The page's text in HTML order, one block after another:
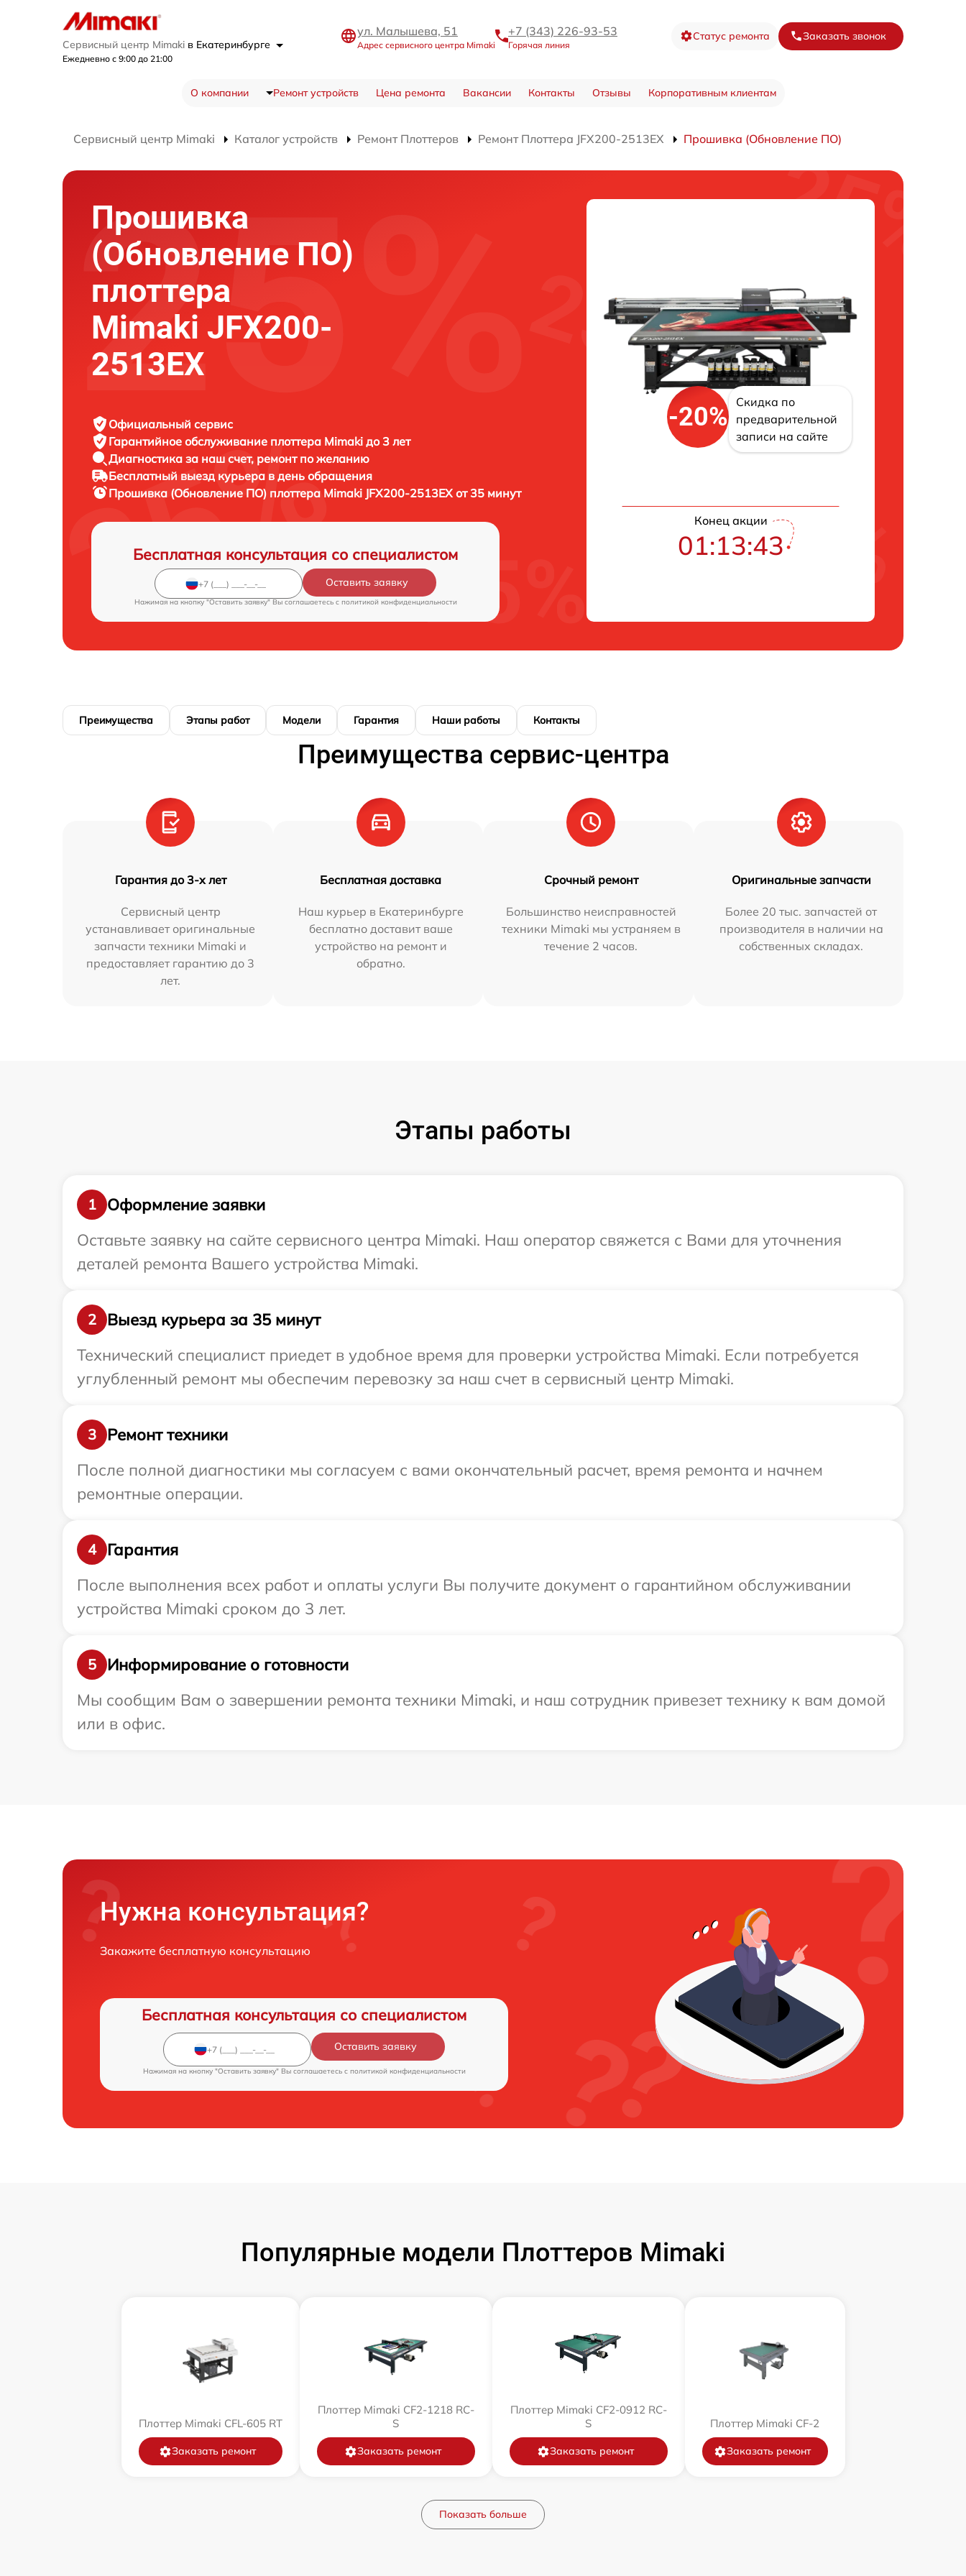
Сервисный центр Mimaki в Екатеринбурге
Ежедневно с 9:00 до 21:00
ул. Малышева, 51
Адрес сервисного центра Mimaki
+7 (343) 226-93-53
Горячая линия
Статус ремонта Заказать звонок
О компании Ремонт устройств Цена ремонта Вакансии Контакты Отзывы Корпоративным клиентам
Сервисный центр Mimaki Каталог устройств Ремонт Плоттеров Ремонт Плоттера JFX200-2513EX Прошивка (Обновление ПО)
Прошивка
(Обновление ПО)
плоттера
Mimaki JFX200-
2513EX
Официальный сервис
Гарантийное обслуживание плоттера Mimaki до 3 лет
Диагностика за наш счет, ремонт по желанию
Бесплатный выезд курьера в день обращения
Прошивка (Обновление ПО) плоттера Mimaki JFX200-2513EX от 35 минут
Бесплатная консультация со специалистом
Оставить заявку
Нажимая на кнопку "Оставить заявку" Вы соглашаетесь c политикой конфиденциальности
-20%
Скидка по
предварительной
записи на сайте
Конец акции
01:13:42
Преимущества Этапы работ Модели Гарантия Наши работы Контакты
Преимущества сервис-центра
Гарантия до 3-х лет
Сервисный центр
устанавливает оригинальные
запчасти техники Mimaki и
предоставляет гарантию до 3
лет.
Бесплатная доставка
Наш курьер в Екатеринбурге
бесплатно доставит ваше
устройство на ремонт и
обратно.
Срочный ремонт
Большинство неисправностей
техники Mimaki мы устраняем в
течение 2 часов.
Оригинальные запчасти
Более 20 тыс. запчастей от
производителя в наличии на
собственных складах.
Этапы работы
1
Оформление заявки
Оставьте заявку на сайте сервисного центра Mimaki. Наш оператор свяжется с Вами для уточнения
деталей ремонта Вашего устройства Mimaki.
2
Выезд курьера за 35 минут
Технический специалист приедет в удобное время для проверки устройства Mimaki. Если потребуется
углубленный ремонт мы обеспечим перевозку за наш счет в сервисный центр Mimaki.
3
Ремонт техники
После полной диагностики мы согласуем с вами окончательный расчет, время ремонта и начнем
ремонтные операции.
4
Гарантия
После выполнения всех работ и оплаты услуги Вы получите документ о гарантийном обслуживании
устройства Mimaki сроком до 3 лет.
5
Информирование о готовности
Мы сообщим Вам о завершении ремонта техники Mimaki, и наш сотрудник привезет технику к вам домой
или в офис.
Нужна консультация?
Закажите бесплатную консультацию
Бесплатная консультация со специалистом
Оставить заявку
Нажимая на кнопку "Оставить заявку" Вы соглашаетесь c политикой конфиденциальности
Популярные модели Плоттеров Mimaki
Плоттер Mimaki CFL-605 RT
Заказать ремонт
Плоттер Mimaki CF2-1218 RC-
S
Заказать ремонт
Плоттер Mimaki CF2-0912 RC-
S
Заказать ремонт
Плоттер Mimaki CF-2
Заказать ремонт
Показать больше